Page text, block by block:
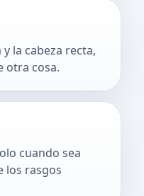
la cabeza recta,
otra cosa.
cuando sea
los rasgos